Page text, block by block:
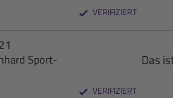
VERIFIZIERT
Sport-
Das
VERIFIZIERT